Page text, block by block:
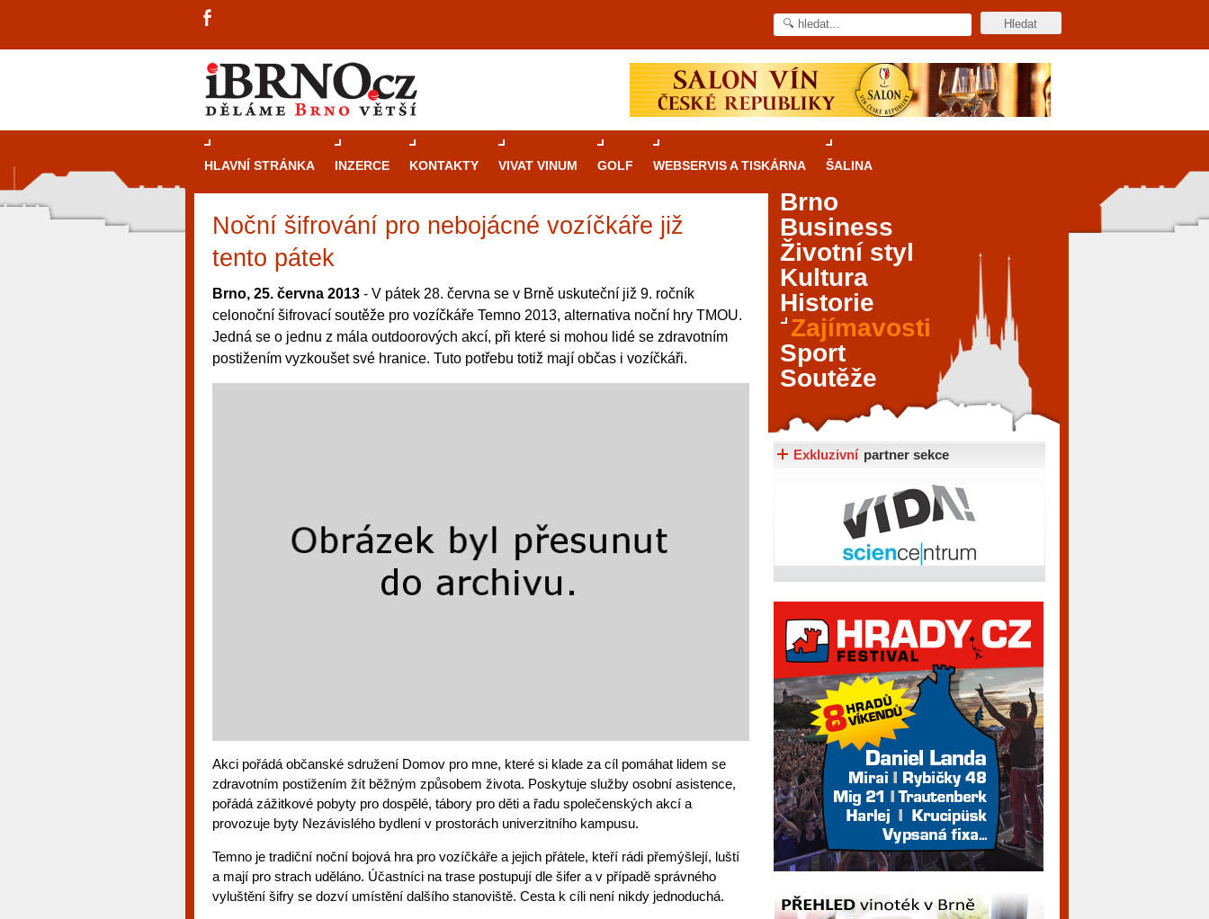
HLAVNÍ STRÁNKA INZERCE KONTAKTY VIVAT VINUM GOLF WEBSERVIS A TISKÁRNA ŠALINA
Noční šifrování pro nebojácné vozíčkáře již
tento pátek
Brno, 25. června 2013 - V pátek 28. června se v Brně uskuteční již 9. ročník
celonoční šifrovací soutěže pro vozíčkáře Temno 2013, alternativa noční hry TMOU.
Jedná se o jednu z mála outdoorových akcí, při které si mohou lidé se zdravotním
postižením vyzkoušet své hranice. Tuto potřebu totiž mají občas i vozíčkáři.
Akci pořádá občanské sdružení Domov pro mne, které si klade za cíl pomáhat lidem se
zdravotním postižením žít běžným způsobem života. Poskytuje služby osobní asistence,
pořádá zážitkové pobyty pro dospělé, tábory pro děti a řadu společenských akcí a
provozuje byty Nezávislého bydlení v prostorách univerzitního kampusu.
Temno je tradiční noční bojová hra pro vozíčkáře a jejich přátele, kteří rádi přemýšlejí, luští
a mají pro strach uděláno. Účastníci na trase postupují dle šifer a v případě správného
vyluštění šifry se dozví umístění dalšího stanoviště. Cesta k cíli není nikdy jednoduchá.
Průvodcekasinovými hrami v Brně: Od
Brno je městem známým pro zajímavé památky, skvělé
restaurace, divadla a univerzity. Mimo jiné je ale také
místem, kde si můžete legálně a bezpečně vyzkoušet
různé kasinové hry. V neustále kvetoucí moravské
metropoli naleznete širokou nabídku her od klasické
Brno
Business
Životní styl
Kultura
Historie
Zajímavosti
Sport
Soutěže
Exkluzivní partner sekce